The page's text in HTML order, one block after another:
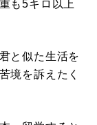
も5キロ以上
と似た生活を
境を訴えたく